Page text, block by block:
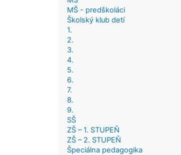
MŠ - predškoláci
Školský klub detí
1.
2.
3.
4.
5.
6.
7.
8.
9.
SŠ
ZŠ – 1. STUPEŇ
ZŠ – 2. STUPEŇ
Špeciálna pedagogika